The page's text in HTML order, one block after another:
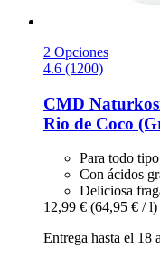
2 Opciones
4.6 (1200)
CMD
Rio de Coco
Para todo
Con ácidos
Deliciosa
12,99 € (64,95 € / l)
Entrega hasta el 18